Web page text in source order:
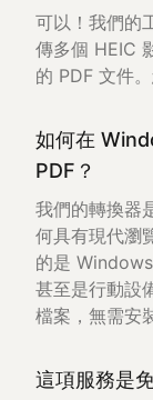
可以！我們的
傳多個 HEIC
的 PDF 文件
如何在
PDF？
我們的轉換器
何具有現代瀏
的是
甚至是行動設
檔案，無需安
這項服務是